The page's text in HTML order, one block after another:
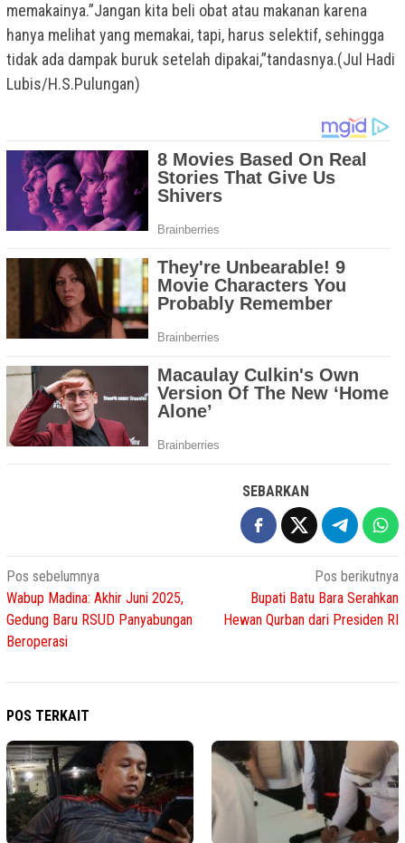
memakainya.”Jangan kita beli obat atau makanan karena
hanya melihat yang memakai, tapi, harus selektif, sehingga
tidak ada dampak buruk setelah dipakai,”tandasnya.(Jul Hadi
Lubis/H.S.Pulungan)
SEBARKAN
Navigasi
pos
Pos sebelumnya
Wabup Madina: Akhir Juni 2025,
Gedung Baru RSUD Panyabungan
Beroperasi
Pos berikutnya
Bupati Batu Bara Serahkan
Hewan Qurban dari Presiden RI
POS TERKAIT